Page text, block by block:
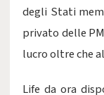
degli Stati
privato delle
lucro oltre che
Life da ora